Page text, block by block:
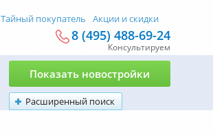
Тайный покупатель Акции и скидки
8 (495) 488-69-24
Консультируем
Расширенный поиск
Показать новостройки